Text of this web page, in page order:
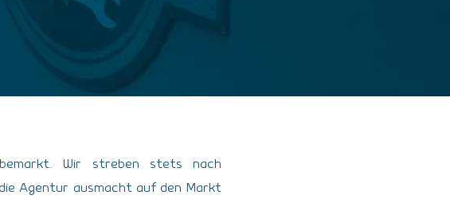
Wir streben stets nach
Agentur ausmacht auf den Markt